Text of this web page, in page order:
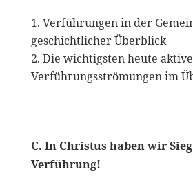
Verführungen in der
geschichtlicher Überblick
Die wichtigsten heute
Verführungsströmungen im
C. In Christus haben wir
Verführung!